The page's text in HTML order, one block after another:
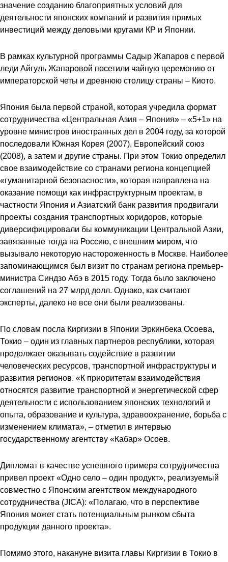
значение созданию благоприятных условий для
деятельности японских компаний и развития прямых
инвестиций между деловыми кругами КР и Японии.
В рамках культурной программы Садыр Жапаров с первой
леди Айгуль Жапаровой посетили чайную церемонию от
императорской четы и древнюю столицу страны – Киото.
Япония была первой страной, которая учредила формат
сотрудничества «Центральная Азия – Япония» – «5+1» на
уровне министров иностранных дел в 2004 году, за которой
последовали Южная Корея (2007), Европейский союз
(2008), а затем и другие страны. При этом Токио определил
свое взаимодействие со странами региона концепцией
«гуманитарной безопасности», которая направлена на
оказание помощи как инфраструктурным проектам, в
частности Япония и Азиатский банк развития продвигали
проекты создания транспортных коридоров, которые
диверсифицировали бы коммуникации Центральной Азии,
завязанные тогда на Россию, с внешним миром, что
вызывало некоторую настороженность в Москве. Наиболее
запоминающимся был визит по странам региона премьер-
министра Синдзо Абэ в 2015 году. Тогда было заключено
соглашений на 27 млрд долл. Однако, как считают
эксперты, далеко не все они были реализованы.
По словам посла Киргизии в Японии Эркинбека Осоева,
Токио – один из главных партнеров республики, которая
продолжает оказывать содействие в развитии
человеческих ресурсов, транспортной инфраструктуры и
развития регионов. «К приоритетам взаимодействия
относятся развитие транспортной и энергетической сфер
деятельности с использованием японских технологий и
опыта, образование и культура, здравоохранение, борьба с
изменением климата», – отметил в интервью
государственному агентству «Кабар» Осоев.
Дипломат в качестве успешного примера сотрудничества
привел проект «Одно село – один продукт», реализуемый
совместно с Японским агентством международного
сотрудничества (JICA): «Полагаю, что в перспективе
Япония может стать потенциальным рынком сбыта
продукции данного проекта».
Помимо этого, накануне визита главы Киргизии в Токио в